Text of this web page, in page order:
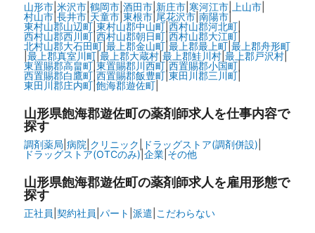
山形市| 米沢市| 鶴岡市| 酒田市| 新庄市| 寒河江市| 上山市|
村山市|長井市|天童市|東根市|尾花沢市| 南陽市|
東村山郡山辺町| 東村山郡中山町| 西村山郡河北町|
西村山郡西川町|西村山郡朝日町|西村山郡大江町|
北村山郡大石田町| 最上郡金山町|最上郡最上町| 最上郡舟形町
最上郡真室川町| 最上郡大蔵村| 最上郡鮭川村| 最上郡戸沢村|
東置賜郡高畠町| 東置賜郡川西町| 西置賜郡小国町|
西置賜郡白鷹町|西置賜郡飯豊町|東田川郡三川町|
東田川郡庄内町|飽海郡遊佐町|
山形県飽海郡遊佐町の薬剤師求人を仕事内容で
探す
調剤薬局 病院 クリニック ドラッグストア(調剤併設)
ドラッグストア(OTCのみ)| 企業| その他
山形県飽海郡遊佐町の薬剤師求人を雇用形態で
探す
正社員 契約社員 パート 派遣 こだわらない